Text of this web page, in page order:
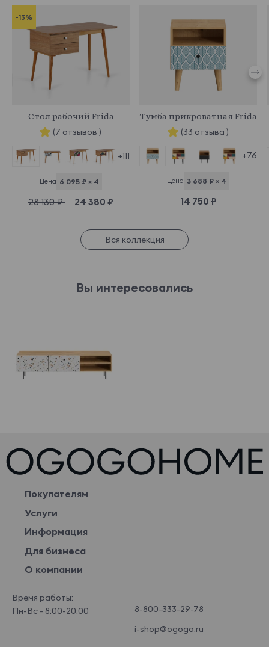
-13%
Стол рабочий Frida
(7 отзывов )
+111
Цена 6 095 ₽ × 4
28 130 ₽ 24 380 ₽
Тумба прикроватная Frida
(33 отзыва )
+76
Цена 3 688 ₽ × 4
14 750 ₽
Вся коллекция
Вы интересовались
Покупателям
Услуги
Информация
Для бизнеса
О компании
Время работы:
Пн-Вс - 8:00-20:00
8-800-333-29-78
i-shop@ogogo.ru